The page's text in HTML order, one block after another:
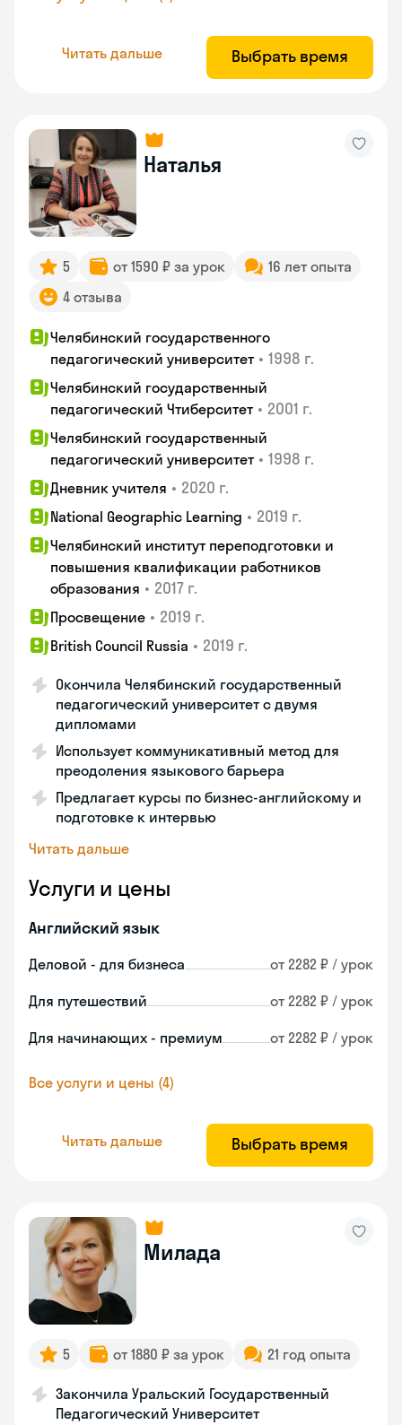
Читать дальше Выбрать время
Наталья
5 от 1590 ₽ за урок
16 лет опыта
4 отзыва
Челябинский государственного
педагогический университет • 1998 г.
Челябинский государственный
педагогический Чтиберситет • 2001 г.
Челябинский государственный
педагогический университет • 1998 г.
Дневник учителя • 2020 г.
National Geographic Learning • 2019 г.
Челябинский институт переподготовки и
повышения квалификации работников
образования • 2017 г.
Просвещение • 2019 г.
British Council Russia • 2019 г.
Окончила Челябинский государственный
педагогический университет с двумя
дипломами
Использует коммуникативный метод для
преодоления языкового барьера
Предлагает курсы по бизнес-английскому и
подготовке к интервью
Читать дальше
Услуги и цены
Английский язык
Деловой - для бизнеса от 2282 ₽ / урок
Для путешествий от 2282 ₽ / урок
Для начинающих - премиум от 2282 ₽ / урок
Все услуги и цены (4)
Читать дальше Выбрать время
Милада
5 от 1880 ₽ за урок 21 год опыта
Закончила Уральский Государственный
Педагогический Университет